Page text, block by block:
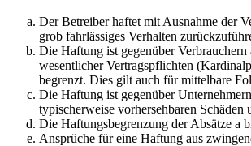
Der Betreiber haftet mit Ausnahme der
grob fahrlässiges Verhalten
Die Haftung ist gegenüber
wesentlicher Vertragspflichten
begrenzt. Dies gilt auch für mittelbare
Die Haftung ist gegenüber
typischerweise vorhersehbaren
Die Haftungsbegrenzung der Absätze a
Ansprüche für eine Haftung aus